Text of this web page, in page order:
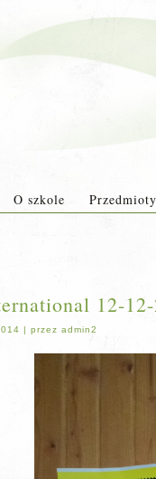
O szkole Przedmioty
12-
| przez admin2